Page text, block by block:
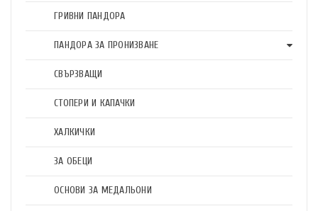
ГРИВНИ ПАНДОРА
ПАНДОРА ЗА ПРОНИЗВАНЕ
СВЪРЗВАЩИ
СТОПЕРИ И КАПАЧКИ
ХАЛКИЧКИ
ЗА ОБЕЦИ
ОСНОВИ ЗА МЕДАЛЬОНИ